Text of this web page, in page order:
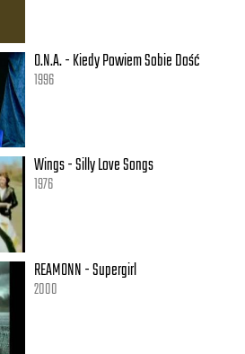
O.N.A. - Kiedy Powiem Sobie Dość
1996
Wings - Silly Love Songs
1976
REAMONN - Supergirl
2000